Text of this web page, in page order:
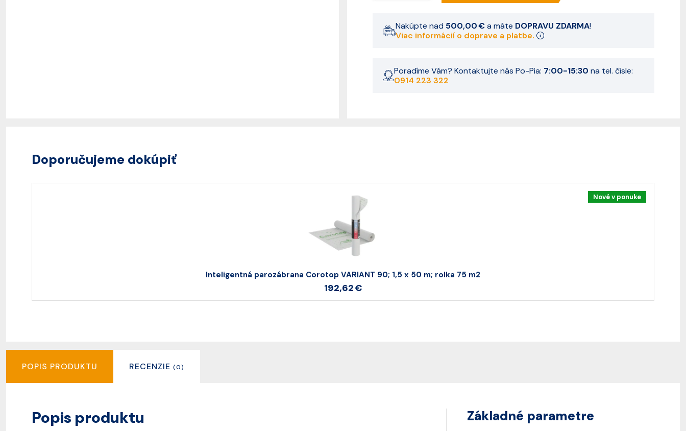
Nakúpte nad 500,00 €a máte DOPRAVU ZDARMA!
Viac informácií o doprave a platbe.
Poradíme Vám? Kontaktujte nás Po-Pia: 7:00-15:30 na tel. čísle:
0914 223 322
Doporučujeme dokúpiť
Nové v ponuke
Inteligentná parozábrana Corotop VARIANT 90; 1,5 x 50 m; rolka 75 m2
192,62 €
POPIS PRODUKTU RECENZIE (0)
Popis produktu Základné parametre